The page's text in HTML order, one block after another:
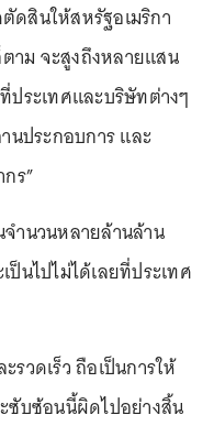
ดสินให้สหรัฐอเมริกา
าม จะสูงถึงหลายแสน
ประเทศและบริษัทต่างๆ
นประกอบการ และ
ร”
จำนวนหลายล้านล้าน
นไปไม่ได้เลยที่ประเทศ
รวดเร็ว ถือเป็นการให้
ซับซ้อนนี้ผิดไปอย่างสิ้น